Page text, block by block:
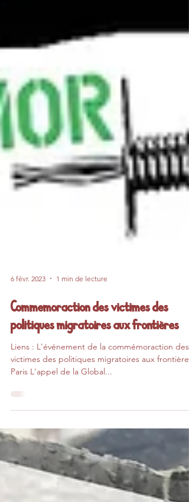
6 févr. 2023 1 min de lecture
Commemoraction des victimes des
politiques migratoires aux frontières
Paris L'appel de la Global...